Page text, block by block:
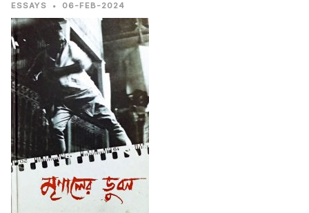
ESSAYS • 06-FEB-2024